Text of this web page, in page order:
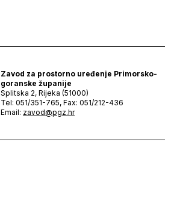
Zavod za prostorno uređenje Primorsko-
goranske županije
Splitska 2, Rijeka (51000)
Tel: 051/351-765, Fax: 051/212-436
Email: zavod@pgz.hr